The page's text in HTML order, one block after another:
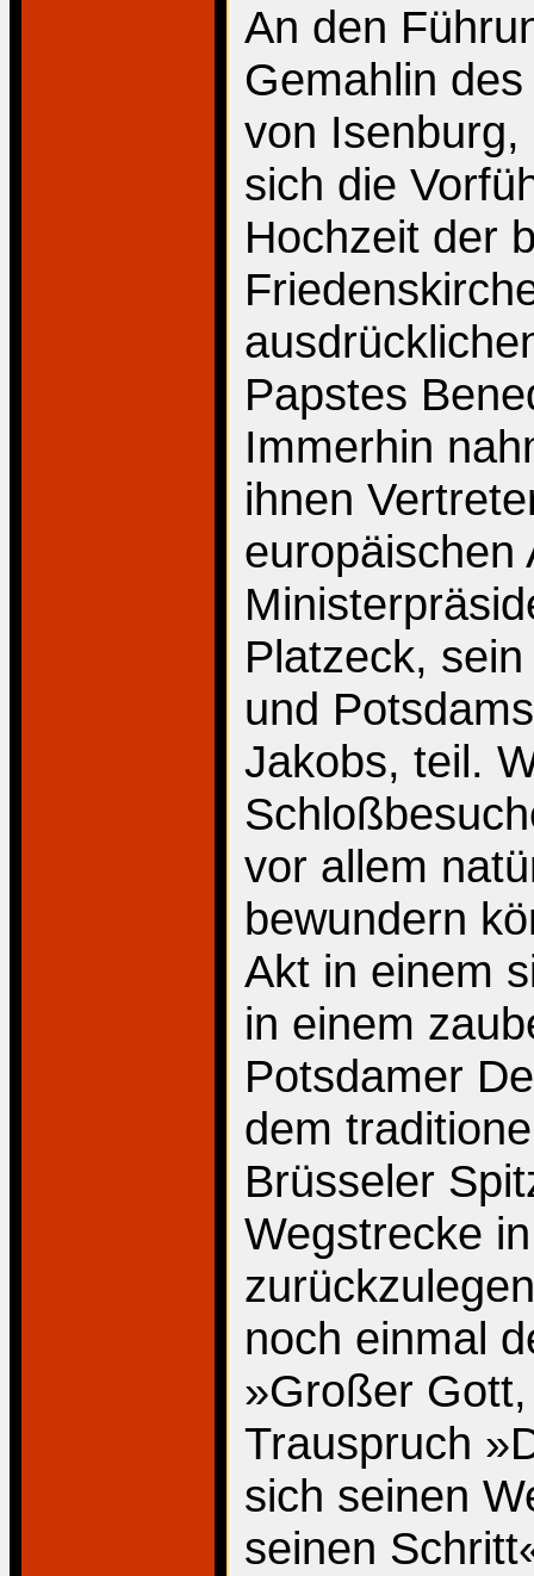
An den
Gemahlin
von Isenburg,
sich die
Hochzeit der
Papstes
Immerhin
ihnen
europäischen
Platzeck,
und
Jakobs, teil.
vor allem
bewundern
Akt in einem
in einem
Potsdamer
dem
Brüsseler
Wegstrecke
noch einmal
»Großer
Trauspruch
sich seinen
seinen